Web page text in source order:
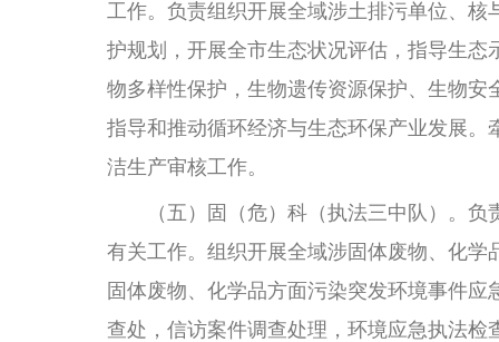
工作。负责组织开展全域涉土排污单位、
护规划，开展全市生态状况评估，指导生
物多样性保护，生物遗传资源保护、生物
指导和推动循环经济与生态环保产业发展
洁生产审核工作。
（五）固（危）科（执法三中队）。负
有关工作。组织开展全域涉固体废物、化
固体废物、化学品方面污染突发环境事件
查处，信访案件调查处理，环境应急执法